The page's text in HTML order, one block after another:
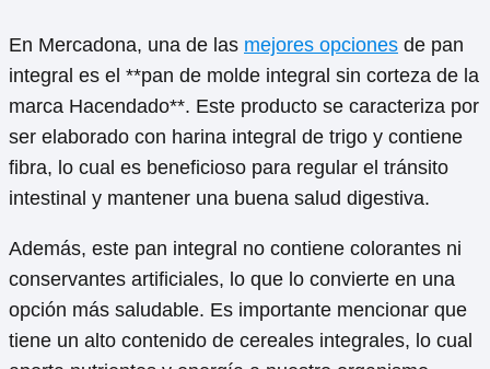
En Mercadona, una de las mejores opciones de pan
integral es el **pan de molde integral sin corteza de la
marca Hacendado**. Este producto se caracteriza por
ser elaborado con harina integral de trigo y contiene
fibra, lo cual es beneficioso para regular el tránsito
intestinal y mantener una buena salud digestiva.
Además, este pan integral no contiene colorantes ni
conservantes artificiales, lo que lo convierte en una
opción más saludable. Es importante mencionar que
tiene un alto contenido de cereales integrales, lo cual